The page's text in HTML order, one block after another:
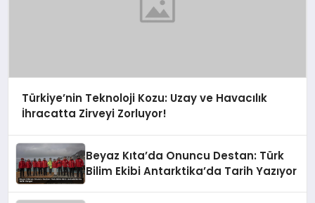
Türkiye’nin Teknoloji Kozu: Uzay ve Havacılık
İhracatta Zirveyi Zorluyor!
Beyaz Kıta’da Onuncu Destan: Türk
Bilim Ekibi Antarktika’da Tarih Yazıyor